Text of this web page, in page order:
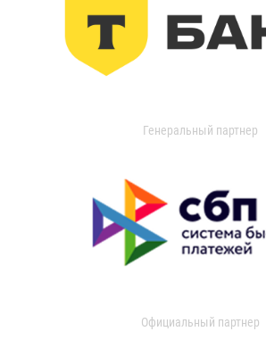
Генеральный партнер
Официальный партнер